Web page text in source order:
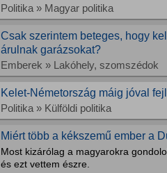
Politika » Magyar politika
Csak szerintem beteges, hogy
árulnak garázsokat?
Emberek » Lakóhely, szomszédok
Kelet-Németország máig jóval
Politika » Külföldi politika
Miért több a kékszemű ember a
Most kizárólag a magyarokra
és ezt vettem észre.